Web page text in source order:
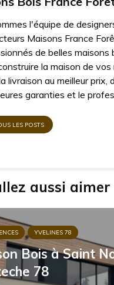
l'équipe de
Maisons France
de belles maisons
la maison de
livraison au meilleur prix,
garanties et le
LES POSTS
aussi aimer
YVELINES 78
Bois à Saint
78